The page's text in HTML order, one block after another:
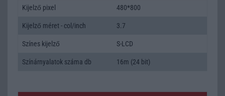
Kijelző pixel 480*800
Kijelző méret - col/inch 3.7
Színes kijelző S-LCD
Színárnyalatok száma db 16m (24 bit)